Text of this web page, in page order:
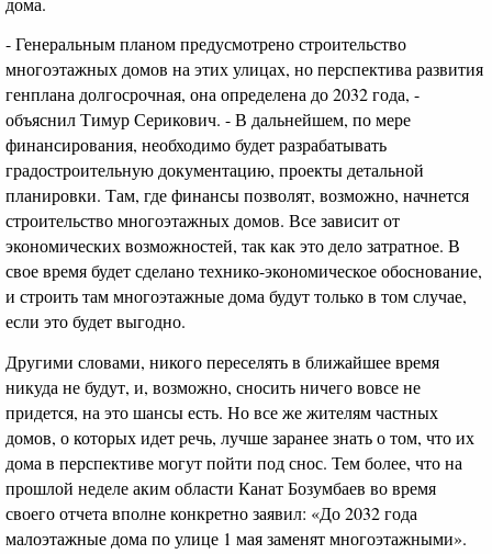
- Генеральным планом предусмотрено строительство
многоэтажных домов на этих улицах, но перспектива развития
генплана долгосрочная, она определена до 2032 года, -
объяснил Тимур Серикович. - В дальнейшем, по мере
финансирования, необходимо будет разрабатывать
градостроительную документацию, проекты детальной
планировки. Там, где финансы позволят, возможно, начнется
строительство многоэтажных домов. Все зависит от
экономических возможностей, так как это дело затратное. В
свое время будет сделано технико-экономическое обоснование,
и строить там многоэтажные дома будут только в том случае,
если это будет выгодно.
Другими словами, никого переселять в ближайшее время
никуда не будут, и, возможно, сносить ничего вовсе не
придется, на это шансы есть. Но все же жителям частных
домов, о которых идет речь, лучше заранее знать о том, что их
дома в перспективе могут пойти под снос. Тем более, что на
прошлой неделе аким области Канат Бозумбаев во время
своего отчета вполне конкретно заявил: «До 2032 года
малоэтажные дома по улице 1 мая заменят многоэтажными».